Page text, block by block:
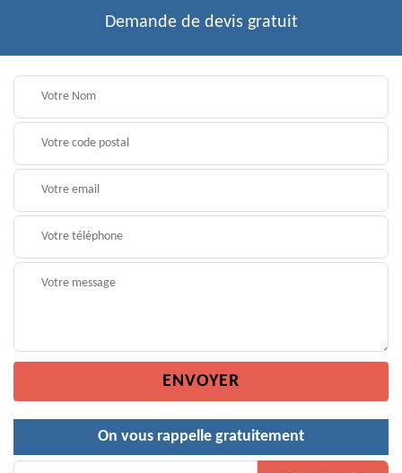
Demande de devis gratuit
On vous rappelle gratuitement